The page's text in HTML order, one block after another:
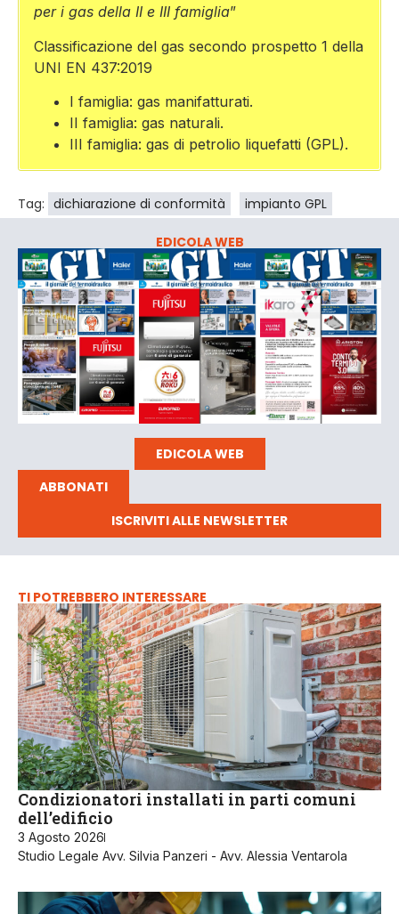
per i gas della II e III famiglia”
Classificazione del gas secondo prospetto 1 della
UNI EN 437:2019
I famiglia: gas manifatturati.
II famiglia: gas naturali.
III famiglia: gas di petrolio liquefatti (GPL).
Tag: dichiarazione di conformità impianto GPL
EDICOLA WEB
EDICOLA WEB
ABBONATI
ISCRIVITI ALLE NEWSLETTER
TI POTREBBERO INTERESSARE
Condizionatori installati in parti comuni
dell’edificio
3 Agosto 2026
Studio Legale Avv. Silvia Panzeri - Avv. Alessia Ventarola